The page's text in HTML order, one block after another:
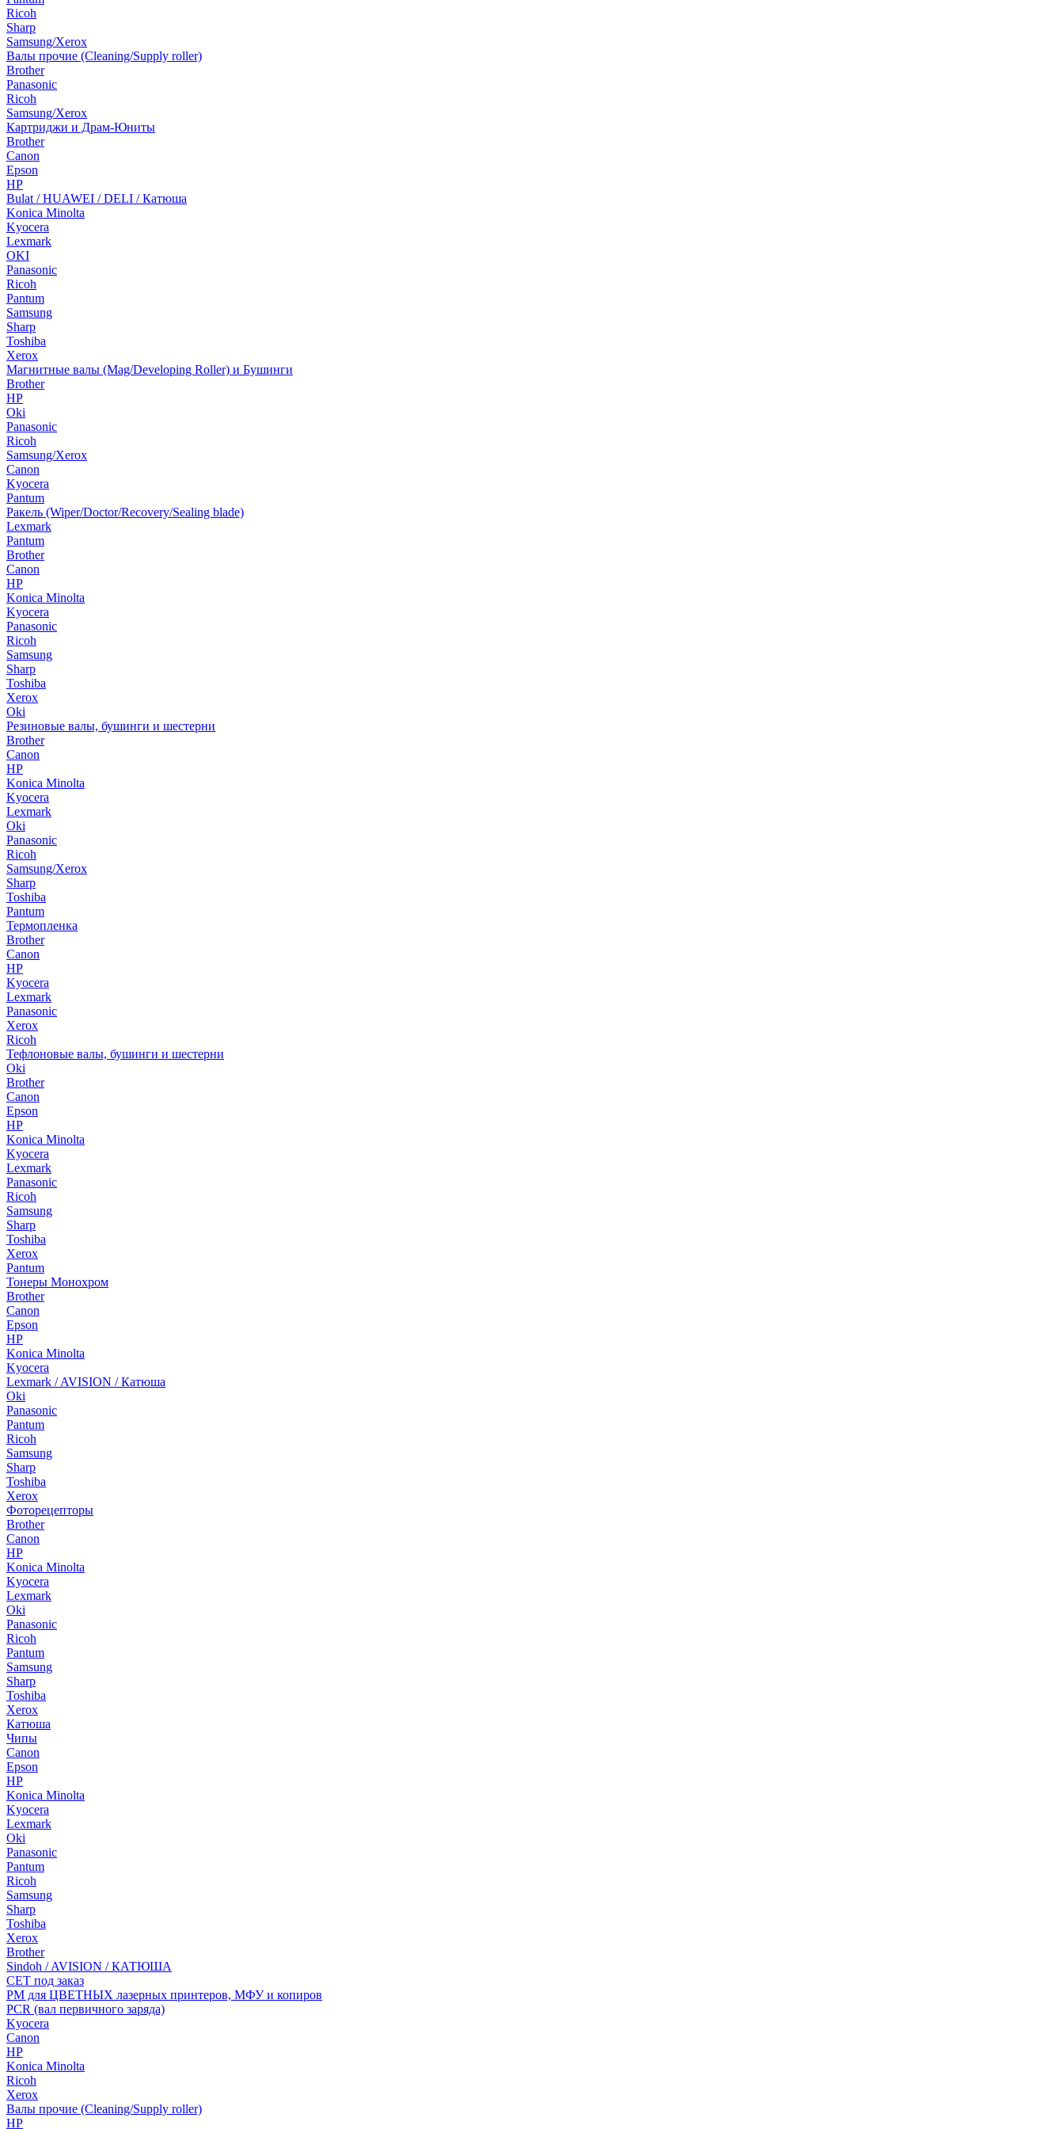
Ricoh
Sharp
Samsung/Xerox
Валы прочие (Cleaning/Supply roller)
Brother
Panasonic
Ricoh
Samsung/Xerox
Картриджи и Драм-Юниты
Brother
Canon
Epson
HP
Bulat / HUAWEI / DELI / Катюша
Konica Minolta
Kyocera
Lexmark
OKI
Panasonic
Ricoh
Pantum
Samsung
Sharp
Toshiba
Xerox
Магнитные валы (Mag/Developing Roller) и Бушинги
Brother
HP
Oki
Panasonic
Ricoh
Samsung/Xerox
Canon
Kyocera
Pantum
Ракель (Wiper/Doctor/Recovery/Sealing blade)
Lexmark
Pantum
Brother
Canon
HP
Konica Minolta
Kyocera
Panasonic
Ricoh
Samsung
Sharp
Toshiba
Xerox
Oki
Резиновые валы, бушинги и шестерни
Brother
Canon
HP
Konica Minolta
Kyocera
Lexmark
Oki
Panasonic
Ricoh
Samsung/Xerox
Sharp
Toshiba
Pantum
Термопленка
Brother
Canon
HP
Kyocera
Lexmark
Panasonic
Xerox
Ricoh
Тефлоновые валы, бушинги и шестерни
Oki
Brother
Canon
Epson
HP
Konica Minolta
Kyocera
Lexmark
Panasonic
Ricoh
Samsung
Sharp
Toshiba
Xerox
Pantum
Тонеры Монохром
Brother
Canon
Epson
HP
Konica Minolta
Kyocera
Lexmark / AVISION / Катюша
Oki
Panasonic
Pantum
Ricoh
Samsung
Sharp
Toshiba
Xerox
Фоторецепторы
Brother
Canon
HP
Konica Minolta
Kyocera
Lexmark
Oki
Panasonic
Ricoh
Pantum
Samsung
Sharp
Toshiba
Xerox
Катюша
Чипы
Canon
Epson
HP
Konica Minolta
Kyocera
Lexmark
Oki
Panasonic
Pantum
Ricoh
Samsung
Sharp
Toshiba
Xerox
Brother
Sindoh / AVISION / КАТЮША
CET под заказ
РМ для ЦВЕТНЫХ лазерных принтеров, МФУ и копиров
PCR (вал первичного заряда)
Kyocera
Canon
HP
Konica Minolta
Ricoh
Xerox
Валы прочие (Cleaning/Supply roller)
HP